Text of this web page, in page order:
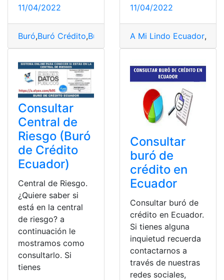
11/04/2022
Buró,Buró Crédito,Buró de Crédito ,Consulta,consulta
11/04/2022
A Mi Lindo Ecuador,
Consultar
Central de
Riesgo (Buró
de Crédito
Ecuador)
Central de Riesgo.
¿Quiere saber si
está en la central
de riesgo? a
continuación le
mostramos como
consultarlo. Si
tienes
Consultar
buró de
crédito en
Ecuador
Consultar buró de
crédito en Ecuador.
Si tienes alguna
inquietud recuerda
contactarnos a
través de nuestras
redes sociales,